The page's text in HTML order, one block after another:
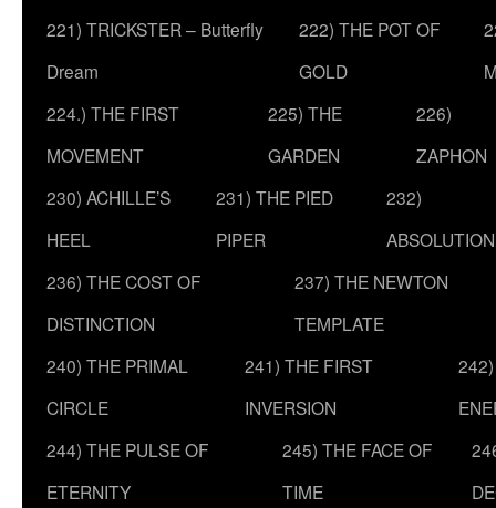
221) TRICKSTER – Butterfly
Dream
222) THE POT OF
GOLD
224.) THE FIRST
MOVEMENT
225) THE
GARDEN
226)
ZAPHON
230) ACHILLE’S
HEEL
231) THE PIED
PIPER
232)
ABSOLUTION
236) THE COST OF
DISTINCTION
237) THE NEWTON
TEMPLATE
240) THE PRIMAL
CIRCLE
241) THE FIRST
INVERSION
244) THE PULSE OF
ETERNITY
245) THE FACE OF
TIME